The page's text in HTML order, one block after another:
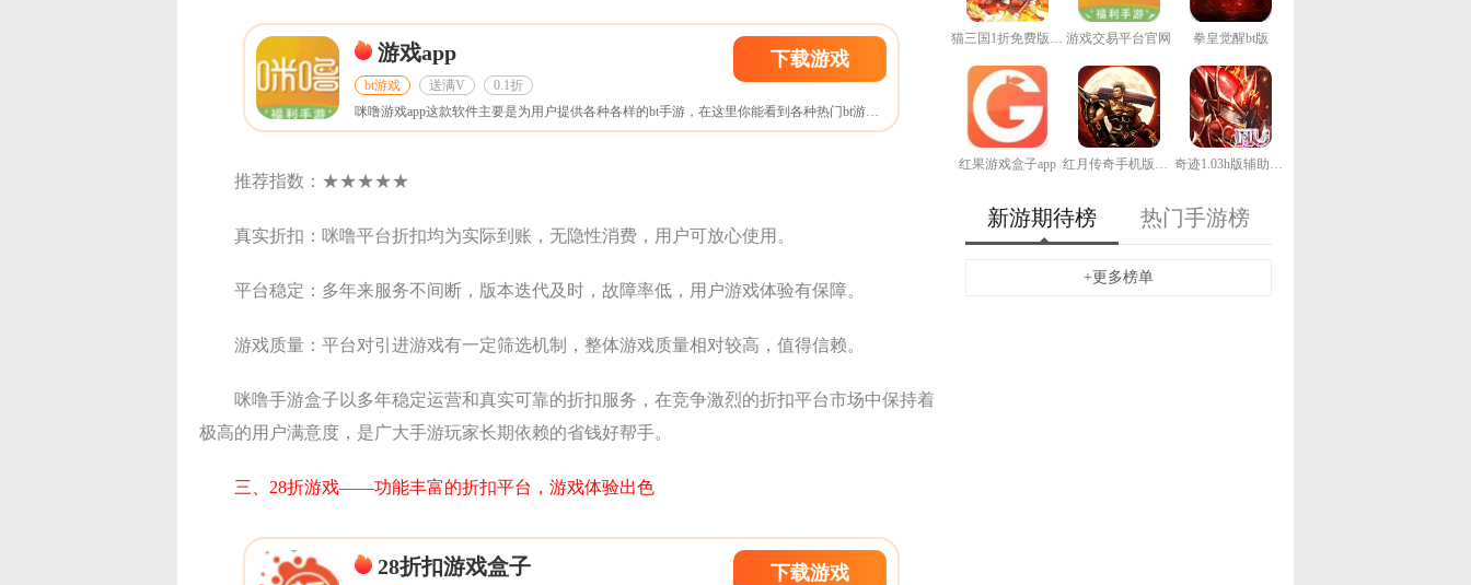
游戏app
bt游戏 送满V 0.1折
下载游戏
咪噜游戏app这款软件主要是为用户提供各种各样的bt手游，在这里你能看到各种热门bt游戏，玩起来更加带感哦，支持用户充值返利，客服小姐姐为你答疑解惑，快来下载试试吧!
推荐指数：★★★★★
真实折扣：咪噜平台折扣均为实际到账，无隐性消费，用户可放心使用。
平台稳定：多年来服务不间断，版本迭代及时，故障率低，用户游戏体验有保障。
游戏质量：平台对引进游戏有一定筛选机制，整体游戏质量相对较高，值得信赖。
咪噜手游盒子以多年稳定运营和真实可靠的折扣服务，在竞争激烈的折扣平台市场中保持着
极高的用户满意度，是广大手游玩家长期依赖的省钱好帮手。
三、28折游戏——功能丰富的折扣平台，游戏体验出色
28折扣游戏盒子 下载游戏
猫三国1折免费版手游 游戏交易平台官网 拳皇觉醒bt版
红果游戏盒子app 红月传奇手机版下载 奇迹1.03h版辅助下载
新游期待榜 热门手游榜
+更多榜单